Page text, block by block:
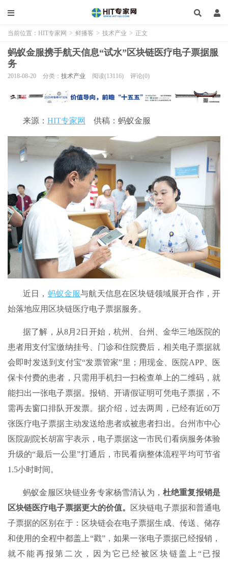
当前位置： HIT专家网 > 鲜播客 > 技术产业 > 正文
蚂蚁金服携手航天信息“试水”区块链医疗电子票据服
务
2018-08-20 分类： 技术产业 阅读(13116) 评论(0)
来源： HIT专家网 供稿：蚂蚁金服
近日， 蚂蚁金服与航天信息在区块链领域展开合作，开
始落地应用区块链医疗电子票据服务。
据了解，从8月2日开始，杭州、台州、金华三地医院的
患者用支付宝缴纳挂号、门诊和住院费后，相关电子票据就
会即时发送到支付宝“发票管家”里；用现金、医院APP、医
保卡付费的患者，只需用手机扫一扫检查单上的二维码，就
能扫出一张电子票据。报销、开请假证明可凭电子票据，不
需再去窗口排队开发票。据介绍，过去两周，已经有近60万
张医疗电子票据主动发送给患者或被患者扫出。台州市中心
医院副院长胡富宇表示，电子票据这一市民们看病服务体验
升级的“最后一公里”打通后，市民看病整体流程平均可节省
1.5小时时间。
蚂蚁金服区块链业务专家杨雪清认为， 杜绝重复报销是
区块链医疗电子票据更大的价值。
区块链电子票据和普通电
子票据的区别在于：区块链会在电子票据生成、传送、储存
和使用的全程中都盖上“戳”，如果一张电子票据已经报销，
就不能再报第二次，因为它已经被区块链盖上“已报